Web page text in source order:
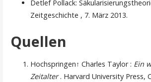
Detlef Pollack:
Zeitgeschichte , 7. März 2013.
Quellen
Hochspringen↑ Charles Taylor : Ein
Zeitalter. Harvard University Press,